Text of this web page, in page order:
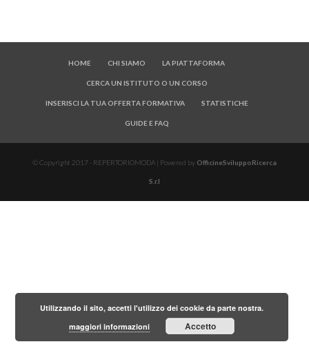
HOME CHI SIAMO LA PIATTAFORMA
CERCA UN ISTITUTO O UN CORSO
INSERISCI LA TUA OFFERTA FORMATIVA STATISTICHE
GUIDE E FAQ
© Copyright 2017 - REPERTORIOMODA | Powered by OfficineSviluppoRicerca
S.r.l
Utilizzando il sito, accetti l'utilizzo dei cookie da parte nostra.
maggiori informazioni
Accetto